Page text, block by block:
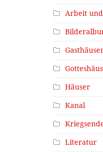
Arbeit
Häuser
Kanal
Literatur